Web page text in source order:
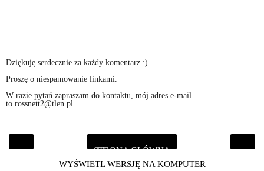
Dziękuję serdecznie za każdy komentarz :)
Proszę o niespamowanie linkami.
W razie pytań zapraszam do kontaktu, mój adres e-mail
to rossnett2@tlen.pl
‹ ›
STRONA GŁÓWNA
WYŚWIETL WERSJĘ NA KOMPUTER